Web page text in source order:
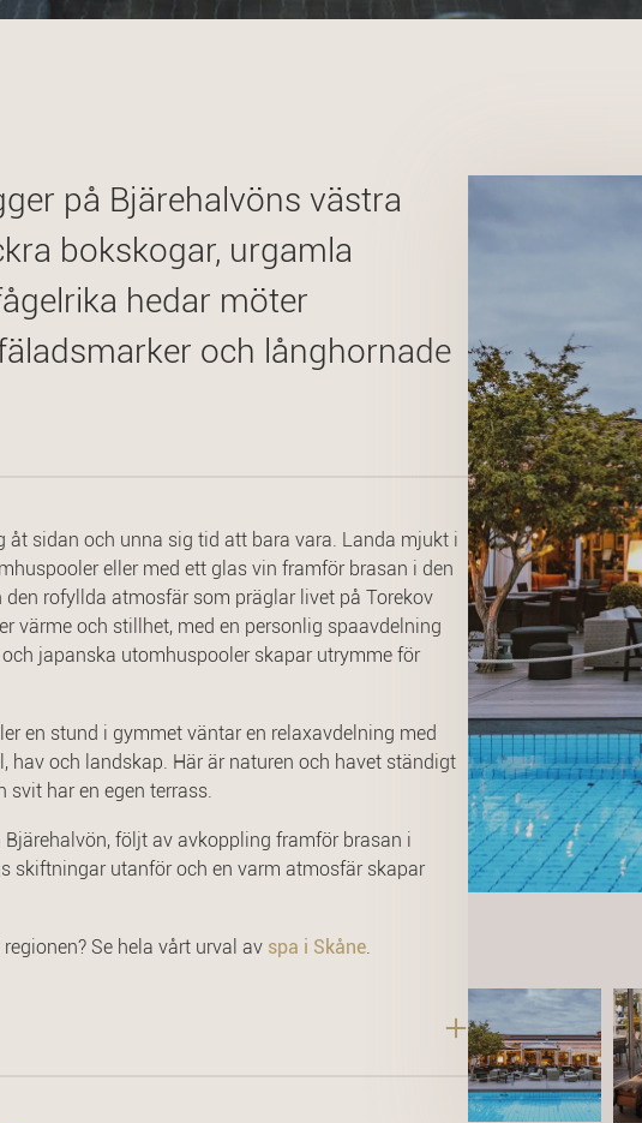
på Bjärehalvöns västra
bokskogar, urgamla
hedar möter
och långhornade
åt sidan och unna sig tid att bara vara. Landa mjukt i
eller med ett glas vin framför brasan i den
rofyllda atmosfär som präglar livet på Torekov
värme och stillhet, med en personlig spaavdelning
japanska utomhuspooler skapar utrymme för
en stund i gymmet väntar en relaxavdelning med
hav och landskap. Här är naturen och havet ständigt
svit har en egen terrass.
följt av avkoppling framför brasan i
skiftningar utanför och en varm atmosfär skapar
Se hela vårt urval av spa i Skåne.